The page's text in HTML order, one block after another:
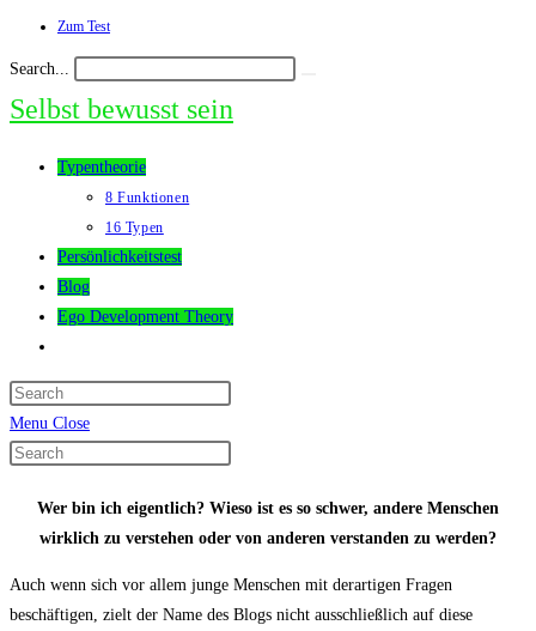
to
Zum Test
Search...
Selbst bewusst sein
Typentheorie
8 Funktionen
16 Typen
Persönlichkeitstest
Blog
Ego Development Theory
search
Menu Close
Search
websiteWer bin ich eigentlich? Wieso ist es so schwer, andere Menschen
wirklich zu verstehen oder von anderen verstanden zu werden?
Auch wenn sich vor allem junge Menschen mit derartigen Fragen
beschäftigen, zielt der Name des Blogs nicht ausschließlich auf diese